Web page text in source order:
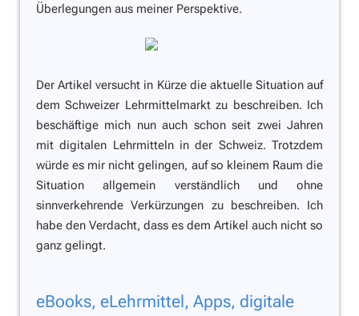
Überlegungen aus meiner Perspektive.
Der Artikel versucht in Kürze die aktuelle Situation auf
dem Schweizer Lehrmittelmarkt zu beschreiben. Ich
beschäftige mich nun auch schon seit zwei Jahren
mit digitalen Lehrmitteln in der Schweiz. Trotzdem
würde es mir nicht gelingen, auf so kleinem Raum die
Situation allgemein verständlich und ohne
sinnverkehrende Verkürzungen zu beschreiben. Ich
habe den Verdacht, dass es dem Artikel auch nicht so
ganz gelingt.
eBooks, eLehrmittel, Apps, digitale